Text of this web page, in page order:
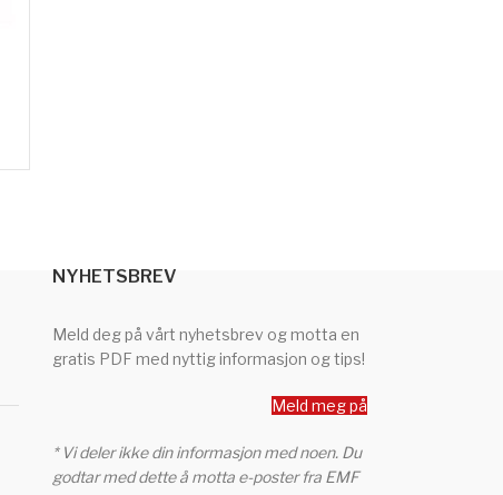
NYHETSBREV
Meld deg på vårt nyhetsbrev og motta en
gratis PDF med nyttig informasjon og tips!
Meld meg på
* Vi deler ikke din informasjon med noen. Du
godtar med dette å motta e-poster fra EMF